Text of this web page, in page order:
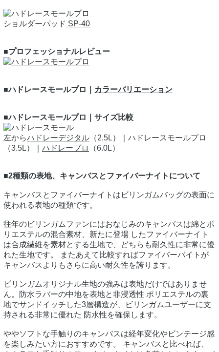
ショルダーパッド SP-40
■プロフェッショナルレビュー
■ハドレースモールプロ｜ カラーバリエーション
■ハドレースモールプロ｜サイズ比較
左からハドレーデジタル （2.5L）｜ハドレースモールプロ
（3.5L）｜ ハドレープロ （6.0L）
■2種類の表地、キャンバスとファイバーナイトについて
キャンバスとファイバーナイトはビリンガムバッグの表面に
使われる表地の種類です。
往年のビリンガムファンにはおなじみのキャンバスは綿とポ
リエステルの混合素材、新たに登場 したファイバーナイト
は合成繊維を素材とする生地で、どちらも耐久性に非常に優
れた生地です。 またあえて比較すればファイバーバイトが
キャンバスよりもさらに高い耐久性を誇ります。
ビリンガムオリジナル生地の強みは表地だけではありませ
ん。防水ラバーの中地を表地と非浸透性 ポリエステルの裏
地でサンドイッチした3層構造が、ビリンガムユーザーに支
持される非常に優れた 防水性を確保します。
ややソフトな手触りのキャンバスは経年変化やビンテージ感
を楽しみたい方におすすめです。 キャンバスと比べれば、